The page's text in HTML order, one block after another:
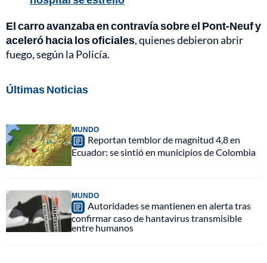
El carro avanzaba en contravía sobre el Pont-Neuf y
aceleró hacia los oficiales, quienes debieron abrir
fuego, según la Policía.
Últimas Noticias
MUNDO
Reportan temblor de magnitud 4,8 en
Ecuador: se sintió en municipios de Colombia
MUNDO
Autoridades se mantienen en alerta tras
confirmar caso de hantavirus transmisible
entre humanos